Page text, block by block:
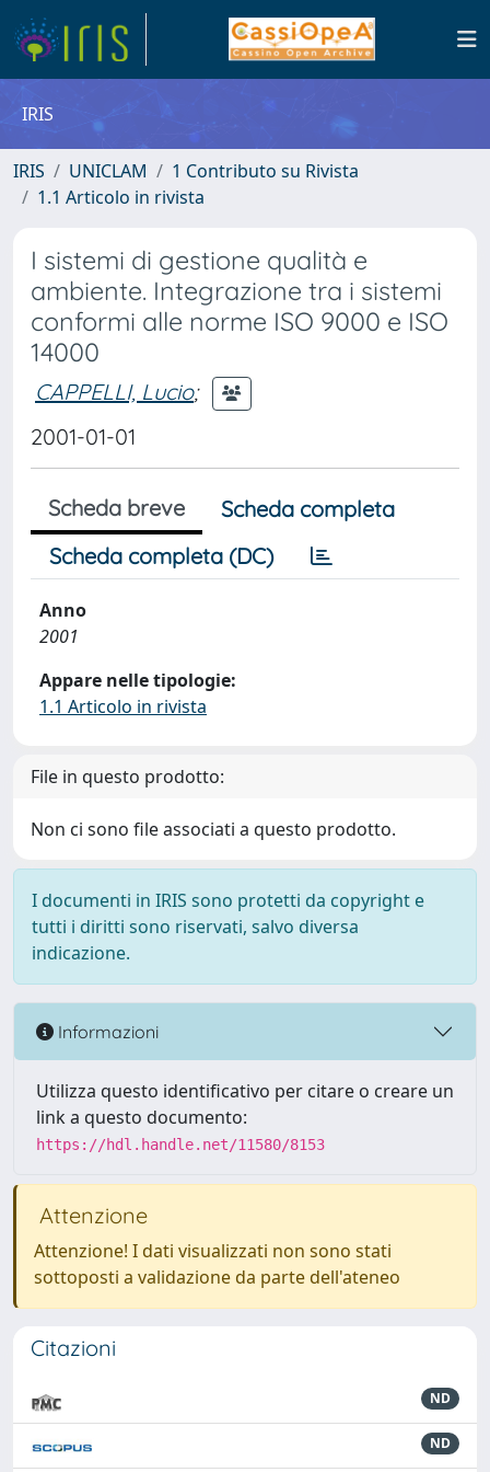
IRIS
IRIS UNICLAM
1 Contributo su Rivista
1.1 Articolo in rivista
I sistemi di gestione qualità e
ambiente. Integrazione tra i sistemi
conformi alle norme ISO 9000 e ISO
14000
CAPPELLI, Lucio;
2001-01-01
Scheda breve
Scheda completa
Scheda completa (DC)
Anno
2001
Appare nelle tipologie:
1.1 Articolo in rivista
File in questo prodotto:
Non ci sono file associati a questo prodotto.
I documenti in IRIS sono protetti da copyright e
tutti i diritti sono riservati, salvo diversa
indicazione.
Informazioni
Utilizza questo identificativo per citare o creare un
link a questo documento:
https://hdl.handle.net/11580/8153
Attenzione
Attenzione! I dati visualizzati non sono stati
sottoposti a validazione da parte dell'ateneo
Citazioni
ND
ND